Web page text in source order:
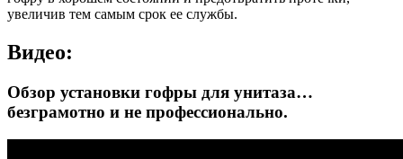
увеличив тем самым срок ее службы.
Видео:
Обзор установки гофры для унитаза…
безграмотно и не профессионально.